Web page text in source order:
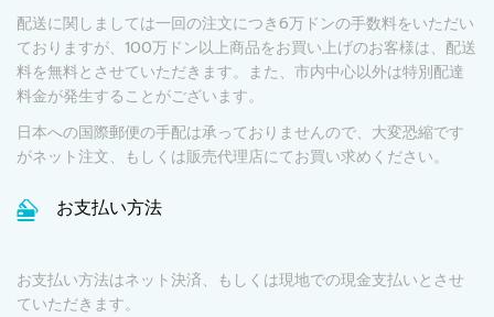
配送に関しましては一回の注文につき6万ドンの手数料をいただい
ておりますが、100万ドン以上商品をお買い上げのお客様は、配送
料を無料とさせていただきます。また、市内中心以外は特別配達
料金が発生することがございます。
日本への国際郵便の手配は承っておりませんので、大変恐縮です
がネット注文、もしくは販売代理店にてお買い求めください。
お支払い方法
お支払い方法はネット決済、もしくは現地での現金支払いとさせ
ていただきます。